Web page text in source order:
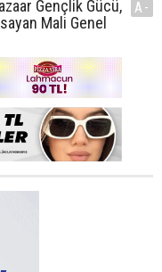
Gençlik Gücü,
Mali Genel
A-